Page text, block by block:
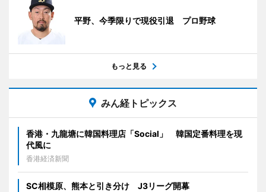
平野、今季限りで現役引退 プロ野球
もっと見る
みん経トピックス
香港・九龍塘に韓国料理店「Social」 韓国定番料理を現
代風に
香港経済新聞
SC相模原、熊本と引き分け J3リーグ開幕